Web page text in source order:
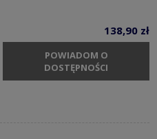
138,90 zł
POWIADOM O
DOSTĘPNOŚCI